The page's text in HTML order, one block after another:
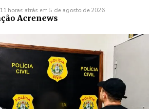
11 horas atrás em 5 de agosto de 2026
Acrenews